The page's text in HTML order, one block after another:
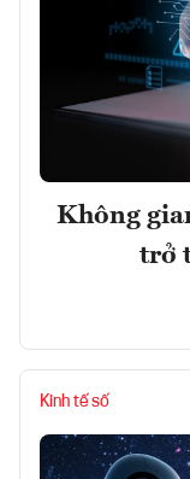
Không
trở
Kinh tế số